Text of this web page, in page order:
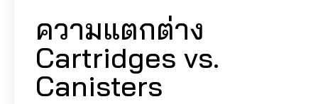
ความแตกต่าง
Cartridges vs.
Canisters